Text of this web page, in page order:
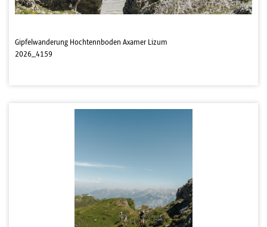
Gipfelwanderung Hochtennboden Axamer Lizum
2026_4159